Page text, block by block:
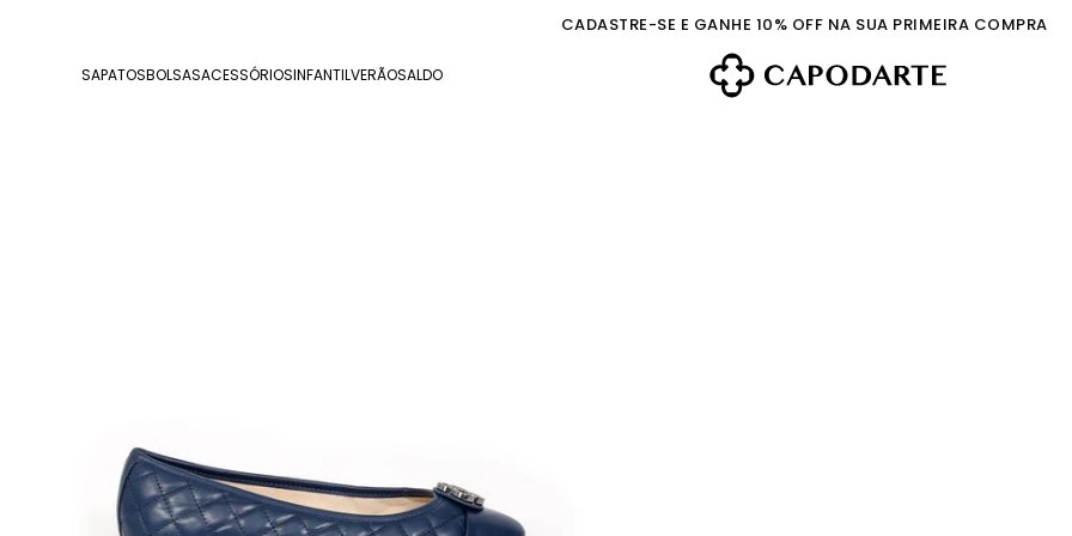
CADASTRE-SE E GANHE 10% OFF NA SUA PRIMEIRA COMPRA
SAPATOSBOLSASACESSÓRIOSINFANTILVERÃOSALDO